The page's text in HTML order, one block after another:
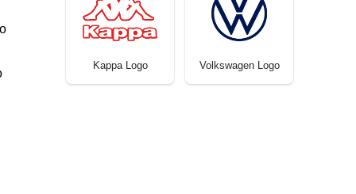
Kappa Logo Volkswagen Logo